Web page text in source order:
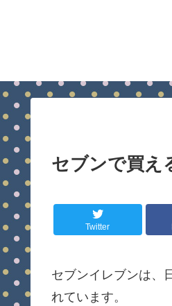
セブンで買え
Twitter
セブンイレブンは、
れています。